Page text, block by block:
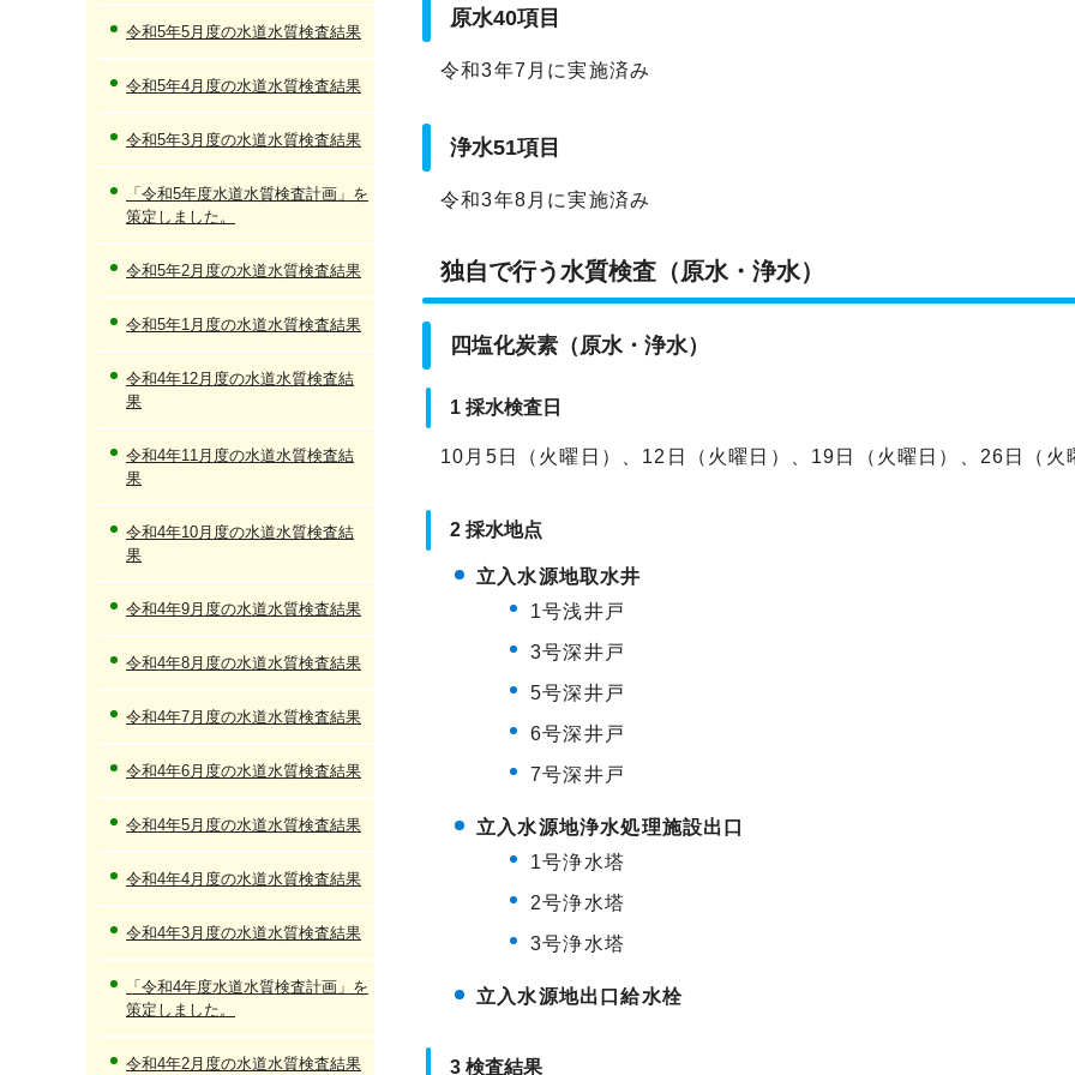
原水40項目
令和3年7月に実施済み
浄水51項目
令和3年8月に実施済み
独自で行う水質検査（原水・浄水）
四塩化炭素（原水・浄水）
1 採水検査日
10月5日（火曜日）、12日（火曜日）、19日（火曜日）、26日（火
2 採水地点
立入水源地取水井
1号浅井戸
3号深井戸
5号深井戸
6号深井戸
7号深井戸
立入水源地浄水処理施設出口
1号浄水塔
2号浄水塔
3号浄水塔
立入水源地出口給水栓
3 検査結果
令和5年5月度の水道水質検査結果
令和5年4月度の水道水質検査結果
令和5年3月度の水道水質検査結果
「令和5年度水道水質検査計画」を
策定しました。
令和5年2月度の水道水質検査結果
令和5年1月度の水道水質検査結果
令和4年12月度の水道水質検査結
果
令和4年11月度の水道水質検査結
果
令和4年10月度の水道水質検査結
果
令和4年9月度の水道水質検査結果
令和4年8月度の水道水質検査結果
令和4年7月度の水道水質検査結果
令和4年6月度の水道水質検査結果
令和4年5月度の水道水質検査結果
令和4年4月度の水道水質検査結果
令和4年3月度の水道水質検査結果
「令和4年度水道水質検査計画」を
策定しました。
令和4年2月度の水道水質検査結果